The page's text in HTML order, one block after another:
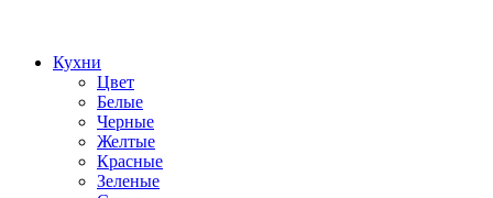
Кухни
Цвет
Белые
Черные
Желтые
Красные
Зеленые